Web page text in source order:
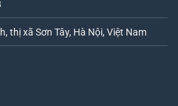
thị xã Sơn Tây, Hà Nội, Việt Nam